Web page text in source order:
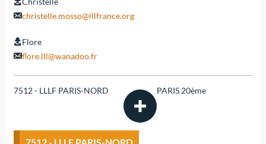
christelle.mosso@lllfrance.org
Flore
flore.lll@wanadoo.fr
7512 - LLLF PARIS-NORD PARIS 20ème